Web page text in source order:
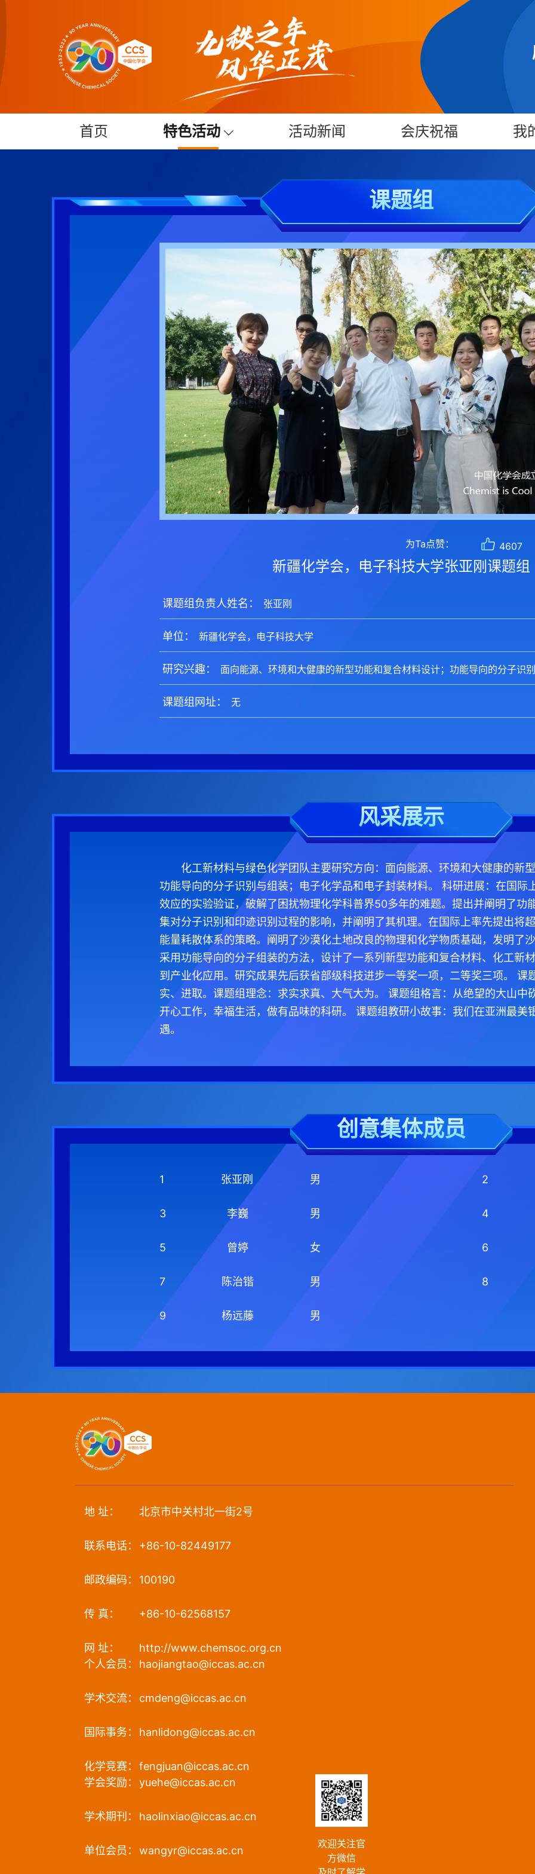
首页 特色活动 活动新闻 会庆祝福 我
课题组
为Ta点赞： 4607
新疆化学会，电子科技大学张亚刚课题组
课题组负责人姓名：
单位：
研究兴趣：
课题组网址：
风采展示
化工新材料与绿色化学团队主要研究方向：面向能源、环境和大健康的新
功能导向的分子识别与组装；电子化学品和电子封装材料。 科研进展：在国际
效应的实验验证，破解了困扰物理化学科普界50多年的难题。提出并阐明了功
集对分子识别和印迹识别过程的影响，并阐明了其机理。在国际上率先提出将
能量耗散体系的策略。阐明了沙漠化土地改良的物理和化学物质基础，发明了
采用功能导向的分子组装的方法，设计了一系列新型功能和复合材料、化工新
到产业化应用。研究成果先后获省部级科技进步一等奖一项，二等奖三项。 课
实、进取。课题组理念：求实求真、大气大为。 课题组格言：从绝望的大山中
开心工作，幸福生活，做有品味的科研。 课题组教研小故事：我们在亚洲最美
遇。
创意集体成员
1 张亚刚 男 2
3 李巍 男 4
5 曾婷 女 6
7 陈治锴 男 8
9 杨远藤 男
地 址： 北京市中关村北一街2号
联系电话： +86-10-82449177
邮政编码： 100190
传 真： +86-10-62568157
网 址：
http://www.chemsoc.org.cn
个人会员：
haojiangtao@iccas.ac.cn
学术交流： cmdeng@iccas.ac.cn
国际事务： hanlidong@iccas.ac.cn
化学竞赛： fengjuan@iccas.ac.cn
学会奖励： yuehe@iccas.ac.cn
学术期刊： haolinxiao@iccas.ac.cn
单位会员： wangyr@iccas.ac.cn
欢迎关注官
方微信